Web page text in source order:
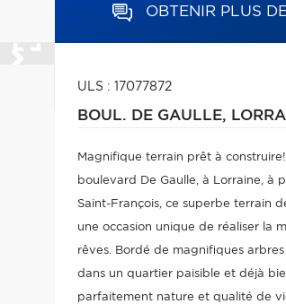
OBTENIR PLUS
ULS : 17077872
BOUL. DE GAULLE,
Magnifique terrain prêt à
boulevard De Gaulle, à Lorraine, à
Saint-François, ce superbe terrain
une occasion unique de réaliser la
rêves. Bordé de magnifiques
dans un quartier paisible et déjà
parfaitement nature et qualité de